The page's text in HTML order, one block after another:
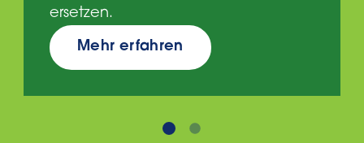
ersetzen.
Mehr erfahren